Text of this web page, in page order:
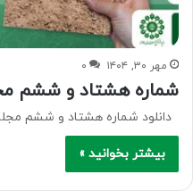
مهر ۳۰, ۱۴۰۴ ۰
شماره هشتاد و ششم
دانلود شماره هشتاد و ششم
بیشتر بخوانید »